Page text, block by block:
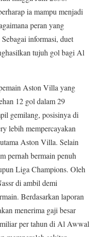
ia mampu menjadi
peran yang
informasi, duet
tujuh gol bagi Al
Aston Villa yang
12 gol dalam 29
gemilang, posisinya di
lebih mempercayakan
Aston Villa. Selain
pernah bermain penuh
Liga Champions. Oleh
di ambil demi
Berdasarkan laporan
menerima gaji besar
per tahun di Al Awwal